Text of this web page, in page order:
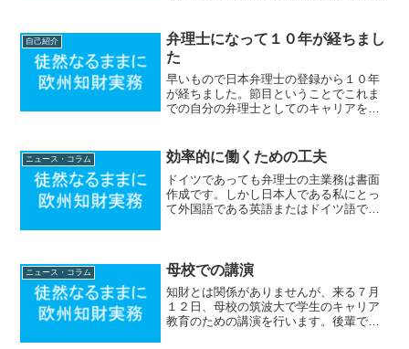
４件）と比較して４．６％の増加と...
自己紹介
弁理士になって１０年が経ちまし
た
早いもので日本弁理士の登録から１０年
が経ちました。節目ということでこれま
での自分の弁理士としてのキャリアを振
で新卒として特許事務所で働き始める
も、圧倒的有能上司に鼻をへ...
ニュース・コラム 効率的に働くための工夫
ドイツであっても弁理士の主業務は書面
作成です。しかし日本人である私にとっ
て外国語である英語またはドイツ語で応
たのでは仕事の効率では到...
ニュース・コラム 母校での講演
知財とは関係がありませんが、来る７月
１２日、母校の筑波大で学生のキャリア
教育のための講演を行います。後輩であ